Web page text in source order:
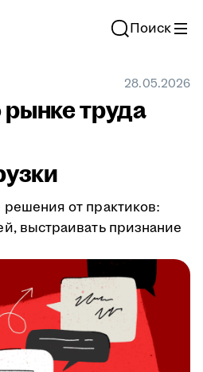
Поиск
28.05.2026
труда
от практиков:
выстраивать признание